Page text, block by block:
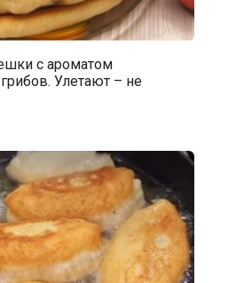
с ароматом
Улетают – не